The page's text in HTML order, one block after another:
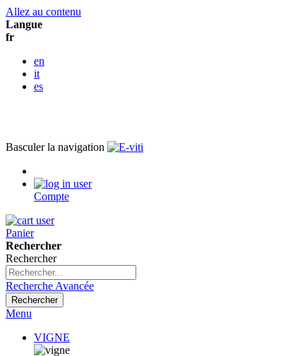
Allez au contenu
Langue
fr
en
it
es
Basculer la navigation
Compte
Panier
Rechercher
Rechercher
Recherche Avancée
Rechercher
Menu
VIGNE